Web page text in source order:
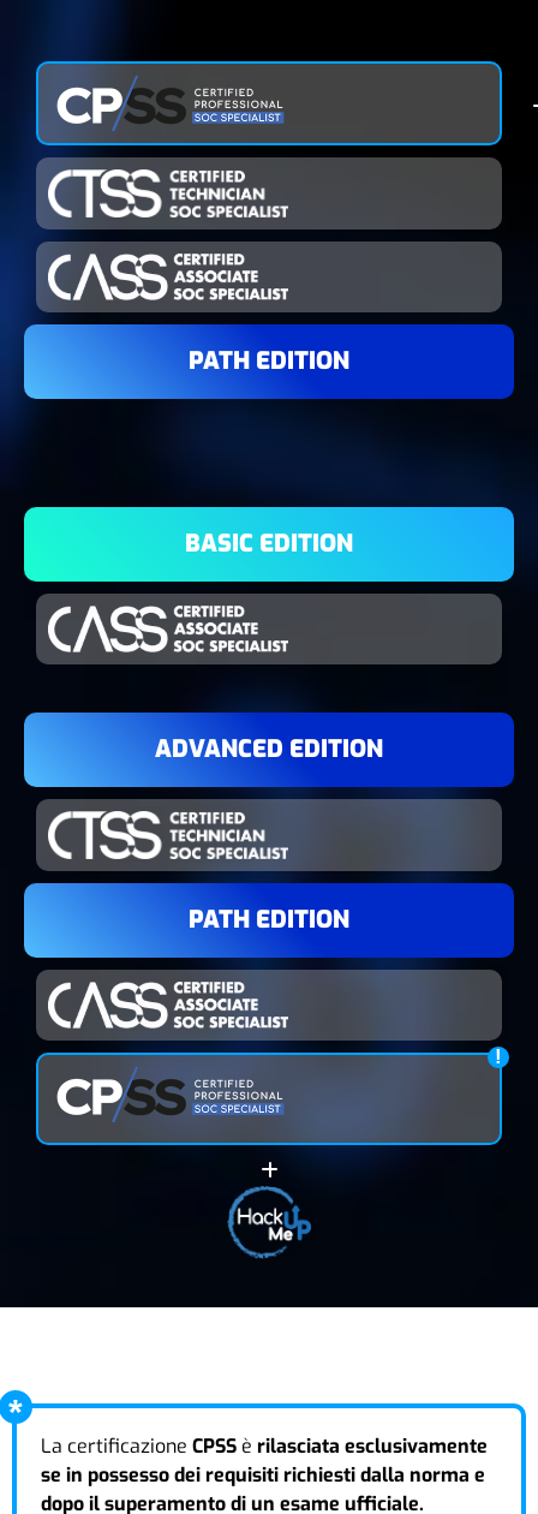
PATH EDITION
BASIC EDITION
ADVANCED EDITION
PATH EDITION
La certificazione CPSS è rilasciata esclusivamente
se in possesso dei requisiti richiesti dalla norma e
dopo il superamento di un esame ufficiale.